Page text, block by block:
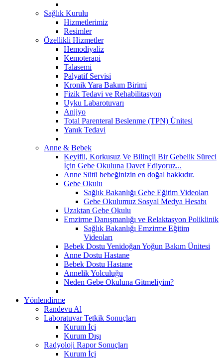
Sağlık Kurulu
Hizmetlerimiz
Resimler
Özellikli Hizmetler
Hemodiyaliz
Kemoterapi
Talasemi
Palyatif Servisi
Kronik Yara Bakım Birimi
Fizik Tedavi ve Rehabilitasyon
Uyku Labarotuvarı
Anjiyo
Total Parenteral Beslenme (TPN) Ünitesi
Yanık Tedavi
Anne & Bebek
Keyifli, Korkusuz Ve Bilinçli Bir Gebelik Süreci
İçin Gebe Okuluna Davet Ediyoruz...
Anne Sütü bebeğinizin en doğal hakkıdır.
Gebe Okulu
Sağlık Bakanlığı Gebe Eğitim Videoları
Gebe Okulumuz Sosyal Medya Hesabı
Uzaktan Gebe Okulu
Emzirme Danışmanlığı ve Relaktasyon Poliklinik
Sağlık Bakanlığı Emzirme Eğitim
Videoları
Bebek Dostu Yenidoğan Yoğun Bakım Ünitesi
Anne Dostu Hastane
Bebek Dostu Hastane
Annelik Yolculuğu
Neden Gebe Okuluna Gitmeliyim?
Yönlendirme
Randevu Al
Laboratuvar Tetkik Sonuçları
Kurum İçi
Kurum Dışı
Radyoloji Rapor Sonuçları
Kurum İçi